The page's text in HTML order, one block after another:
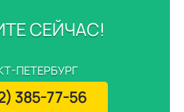
СЕЙЧАС!
ПЕТЕРБУРГ
385-77-56